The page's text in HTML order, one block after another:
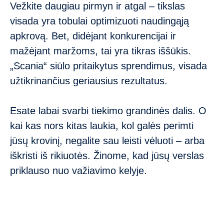
Vežkite daugiau pirmyn ir atgal – tikslas
visada yra tobulai optimizuoti naudingąją
apkrovą. Bet, didėjant konkurencijai ir
mažėjant maržoms, tai yra tikras iššūkis.
„Scania“ siūlo pritaikytus sprendimus, visada
užtikrinančius geriausius rezultatus.
Esate labai svarbi tiekimo grandinės dalis. O
kai kas nors kitas laukia, kol galės perimti
jūsų krovinį, negalite sau leisti vėluoti – arba
iškristi iš rikiuotės. Žinome, kad jūsų verslas
priklauso nuo važiavimo kelyje.